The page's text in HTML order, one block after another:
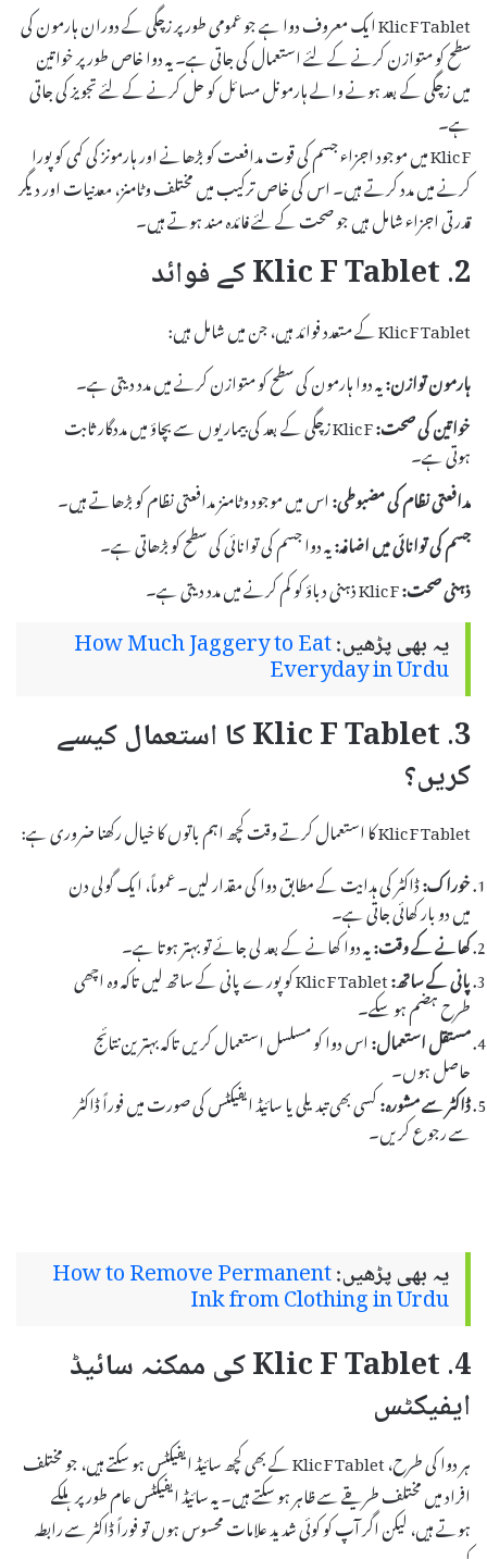
Klic F Tablet ایک معروف دوا ہے جو عمومی طور پر زچگی کے دوران ہارمون کی
سطح کو متوازن کرنے کے لئے استعمال کی جاتی ہے۔ یہ دوا خاص طور پر خواتین
میں زچگی کے بعد ہونے والے ہارمونل مسائل کو حل کرنے کے لئے تجویز کی جاتی
ہے۔
Klic F میں موجود اجزاء جسم کی قوت مدافعت کو بڑھانے اور ہارمونز کی کمی کو پورا
کرنے میں مدد کرتے ہیں۔ اس کی خاص ترکیب میں مختلف وٹامنز، معدنیات اور دیگر
قدرتی اجزاء شامل ہیں جو صحت کے لئے فائدہ مند ہوتے ہیں۔
2. Klic F Tablet کے فوائد
Klic F Tablet کے متعدد فوائد ہیں، جن میں شامل ہیں:
ہارمون توازن:یہ دوا ہارمون کی سطح کو متوازن کرنے میں مدد دیتی ہے۔
خواتین کی صحت:
Klic F زچگی کے بعد کی بیماریوں سے بچاؤ میں مددگار ثابت
ہوتی ہے۔
مدافعتی نظام کی مضبوطی:اس میں موجود وٹامنز مدافعتی نظام کو بڑھاتے ہیں۔
جسم کی توانائی میں اضافہ:یہ دوا جسم کی توانائی کی سطح کو بڑھاتی ہے۔
ذہنی صحت:
یہ بھی پڑھیں:How Much Jaggery to Eat
Everyday in Urdu
3. Klic F Tablet کا استعمال کیسے
کریں؟
Klic F Tablet کا استعمال کرتے وقت کچھ اہم باتوں کا خیال رکھنا ضروری ہے:
خوراک:ڈاکٹر کی ہدایت کے مطابق دوا کی مقدار لیں۔ عموماً، ایک گولی دن
میں دو بار کھائی جاتی ہے۔
کھانے کے وقت:یہ دوا کھانے کے بعد لی جائے تو بہتر ہوتا ہے۔
پانی کے ساتھ:
Klic F Tablet کو پورے پانی کے ساتھ لیں تاکہ وہ اچھی
طرح ہضم ہو سکے۔
مستقل استعمال:اس دوا کو مسلسل استعمال کریں تاکہ بہترین نتائج
حاصل ہوں۔
ڈاکٹر سے مشورہ:کسی بھی تبدیلی یا سائیڈ ایفیکٹس کی صورت میں فوراً ڈاکٹر
سے رجوع کریں۔
یہ بھی پڑھیں:How to Remove Permanent
Ink from Clothing in Urdu
4. Klic F Tablet کی ممکنہ سائیڈ
ایفیکٹس
ہر دوا کی طرح، Klic F Tablet کے بھی کچھ سائیڈ ایفیکٹس ہو سکتے ہیں، جو مختلف
افراد میں مختلف طریقے سے ظاہر ہو سکتے ہیں۔ یہ سائیڈ ایفیکٹس عام طور پر ہلکے
ہوتے ہیں، لیکن اگر آپ کو کوئی شدید علامات محسوس ہوں تو فوراً ڈاکٹر سے رابطہ